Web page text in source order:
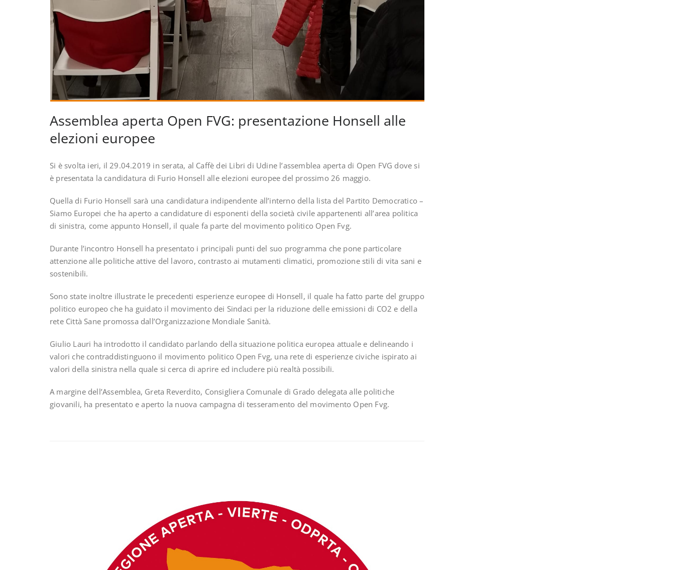
Assemblea aperta Open FVG: presentazione Honsell alle
elezioni europee
Si è svolta ieri, il 29.04.2019 in serata, al Caffè dei Libri di Udine l’assemblea aperta di Open FVG dove si
è presentata la candidatura di Furio Honsell alle elezioni europee del prossimo 26 maggio.
Quella di Furio Honsell sarà una candidatura indipendente all’interno della lista del Partito Democratico –
Siamo Europei che ha aperto a candidature di esponenti della società civile appartenenti all’area politica
di sinistra, come appunto Honsell, il quale fa parte del movimento politico Open Fvg.
Durante l’incontro Honsell ha presentato i principali punti del suo programma che pone particolare
attenzione alle politiche attive del lavoro, contrasto ai mutamenti climatici, promozione stili di vita sani e
sostenibili.
Sono state inoltre illustrate le precedenti esperienze europee di Honsell, il quale ha fatto parte del gruppo
politico europeo che ha guidato il movimento dei Sindaci per la riduzione delle emissioni di CO2 e della
rete Città Sane promossa dall’Organizzazione Mondiale Sanità.
Giulio Lauri ha introdotto il candidato parlando della situazione politica europea attuale e delineando i
valori che contraddistinguono il movimento politico Open Fvg, una rete di esperienze civiche ispirato ai
valori della sinistra nella quale si cerca di aprire ed includere più realtà possibili.
A margine dell’Assemblea, Greta Reverdito, Consigliera Comunale di Grado delegata alle politiche
giovanili, ha presentato e aperto la nuova campagna di tesseramento del movimento Open Fvg.